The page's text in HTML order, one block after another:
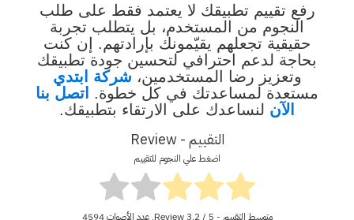
رفع تقييم تطبيقك لا يعتمد فقط على طلب
النجوم من المستخدم، بل يتطلب تجربة
حقيقية تجعلهم يقيّمونك بإرادتهم. إن كنت
بحاجة لدعم احترافي لتحسين جودة تطبيقك
وتعزيز رضا المستخدمين، شركة ابتدي
مستعدة لمساعدتك في كل خطوة. اتصل بنا
الآن لنساعدك على الارتقاء بتطبيقك.
التقييم - Review
اضغط علي النجوم للتقييم
متوسط التقييم - Review 3.2/ 5. عدد الأصوات 4594